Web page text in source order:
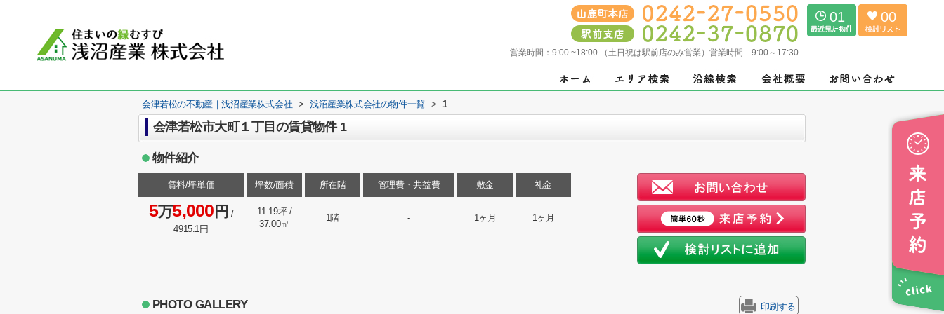
営業時間： 9:00 ~18:00 （土日祝は駅前店のみ営業）営業時間 9:00～17:30
01 00
会津若松の不動産｜浅沼産業株式会社 > 浅沼産業株式会社の物件一覧 > 1
会津若松市大町１丁目の賃貸物件 1
物件紹介
賃料/坪単価
5万5,000 円 /
4915.1円
坪数/面積
11.19坪 /
37.00㎡
所在階
1階
管理費・共益費
-
敷金
1ヶ月
礼金
1ヶ月
PHOTO GALLERY 印刷する